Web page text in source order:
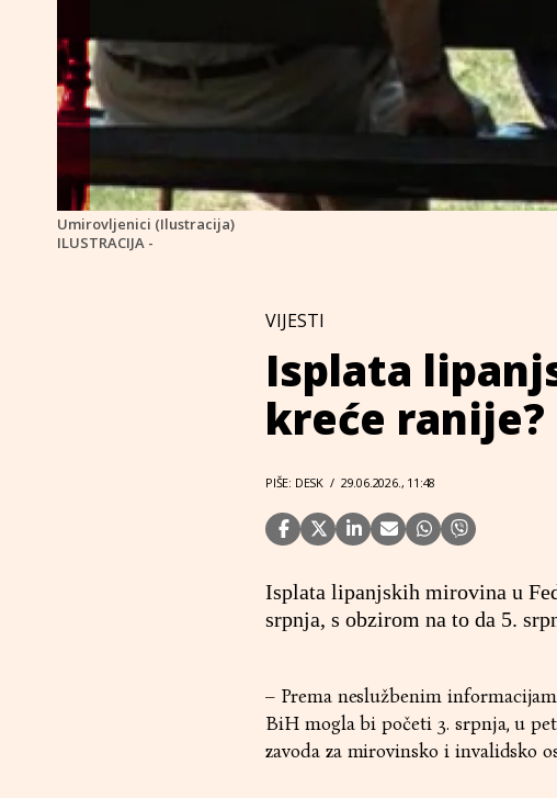
Umirovljenici (Ilustracija)
ILUSTRACIJA -
VIJESTI
Isplata
kreće ranije?
PIŠE: DESK / 29.06.2026., 11:48
Isplata lipanjskih mirovina u
srpnja, s obzirom na to da 5.
– Prema neslužbenim
BiH mogla bi početi 3. srpnja, u
zavoda za mirovinsko i invalidsko